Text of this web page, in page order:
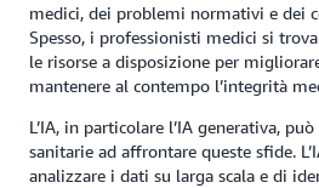
medici, dei problemi normativi e dei
Spesso, i professionisti medici si
le risorse a disposizione per
mantenere al contempo l’integrità
L’IA, in particolare l’IA generativa,
sanitarie ad affrontare queste sfide.
analizzare i dati su larga scala e di